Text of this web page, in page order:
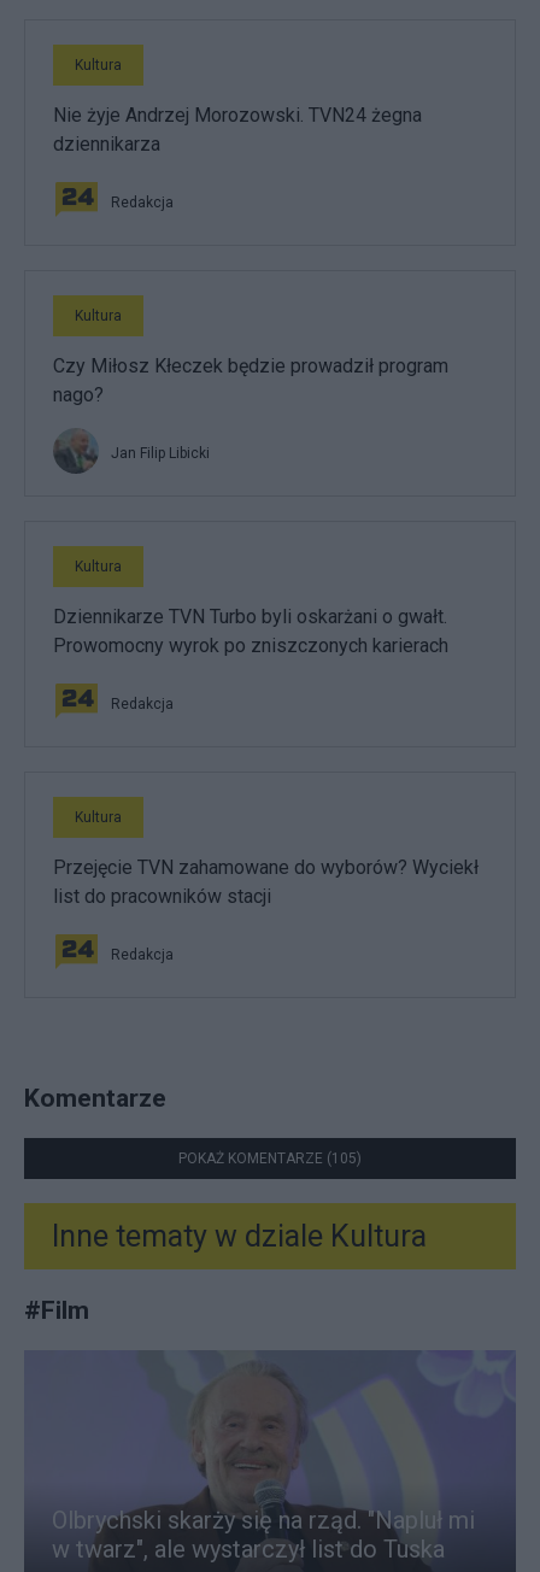
Kultura
Nie żyje Andrzej Morozowski. TVN24 żegna
dziennikarza
Redakcja
Kultura
Czy Miłosz Kłeczek będzie prowadził program
nago?
Jan Filip Libicki
Kultura
Dziennikarze TVN Turbo byli oskarżani o gwałt.
Prowomocny wyrok po zniszczonych karierach
Redakcja
Kultura
Przejęcie TVN zahamowane do wyborów? Wyciekł
list do pracowników stacji
Redakcja
Komentarze
POKAŻ KOMENTARZE (105)
Inne tematy w dziale Kultura
#Film
Olbrychski skarży się na rząd. "Napluł mi
w twarz", ale wystarczył list do Tuska